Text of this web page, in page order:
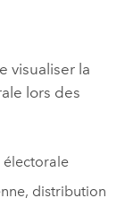
visualiser la
lors des
distribution